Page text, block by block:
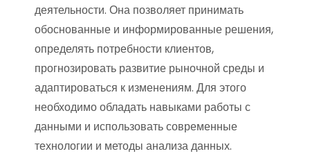
деятельности. Она позволяет принимать
обоснованные и информированные решения,
определять потребности клиентов,
прогнозировать развитие рыночной среды и
адаптироваться к изменениям. Для этого
необходимо обладать навыками работы с
данными и использовать современные
технологии и методы анализа данных.